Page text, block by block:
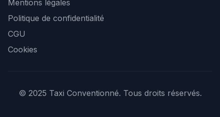
Mentions légales
Politique de confidentialité
CGU
Cookies
© 2025 Taxi Conventionné. Tous droits réservés.